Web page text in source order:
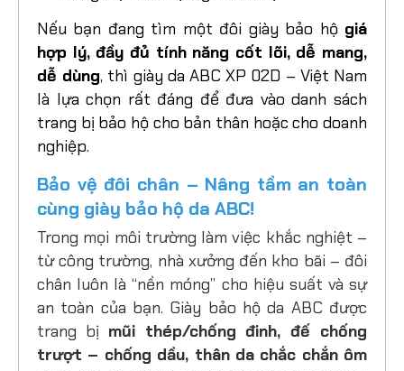
Nếu bạn đang tìm một đôi giày bảo hộ giá
hợp lý, đầy đủ tính năng cốt lõi, dễ mang,
dễ dùng, thì giày da ABC XP 02D – Việt Nam
là lựa chọn rất đáng để đưa vào danh sách
trang bị bảo hộ cho bản thân hoặc cho doanh
nghiệp.
Bảo vệ đôi chân – Nâng tầm an toàn
cùng giày bảo hộ da ABC!
Trong mọi môi trường làm việc khắc nghiệt –
từ công trường, nhà xưởng đến kho bãi – đôi
chân luôn là “nền móng” cho hiệu suất và sự
an toàn của bạn. Giày bảo hộ da ABC được
trang bị mũi thép/chống đinh, đế chống
trượt – chống dầu, thân da chắc chắn ôm